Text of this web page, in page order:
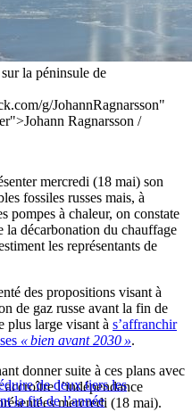
la péninsule de
g/JohannRagnarsson"
Ragnarsson /
mercredi (18 mai) son
fossiles russes mais, à
pompes à chaleur, on constate
la décarbonation du chauffage
les représentants de
des propositions visant à
de gaz russe avant la fin de
plus large visant à s’affranchir
« bien avant 2030 ».
de deux tiers les
la fin de l’année
donner suite à ces plans avec
l’indépendance
mercredi (18 mai).